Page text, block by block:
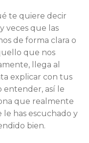
te quiere decir
veces que las
de forma clara o
que nos
llega al
explicar con tus
entender, así le
que realmente
has escuchado y
bien.